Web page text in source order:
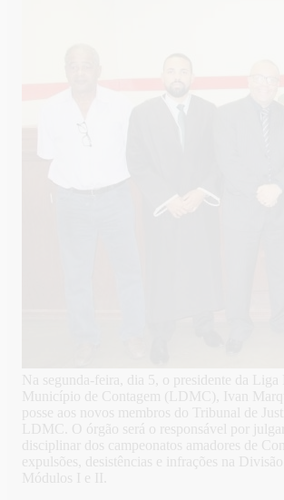
Na segunda-feira, dia 5, o presidente da
Município de Contagem (LDMC), Ivan
posse aos novos membros do Tribunal de
LDMC. O órgão será o responsável por
disciplinar dos campeonatos amadores de
expulsões, desistências e infrações na
Módulos I e II.